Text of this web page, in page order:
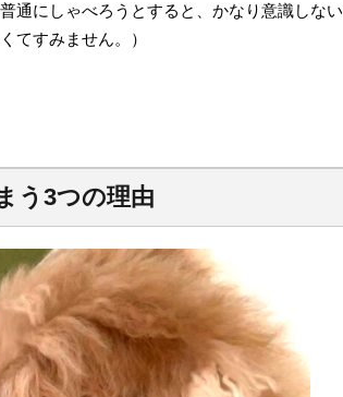
通にしゃべろうとすると、かなり意識しない
てすみません。）
う3つの理由